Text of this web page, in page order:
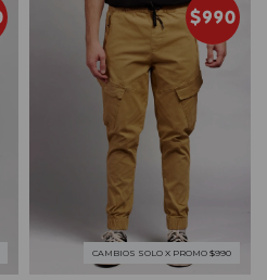
CAMBIOS SOLO X PROMO $990